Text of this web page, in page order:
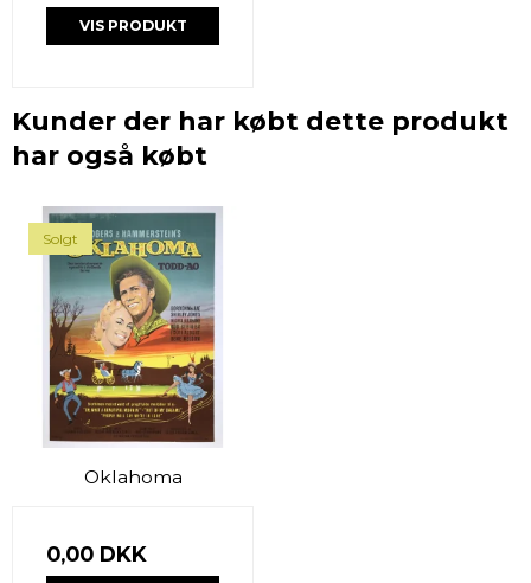
VIS PRODUKT
Kunder der har købt dette produkt
har også købt
Solgt
Oklahoma
0,00 DKK